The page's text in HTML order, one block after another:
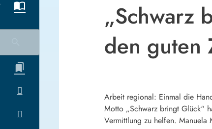
„Schwarz
den guten
Arbeit regional: Einmal die
Motto „Schwarz bringt Glück“
Vermittlung zu helfen. Manuela